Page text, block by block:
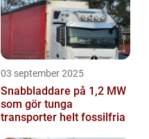
03 september 2025
Snabbladdare på 1,2 MW
som gör tunga
transporter helt fossilfria